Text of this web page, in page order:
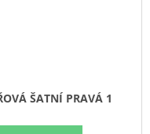
ŠATNÍ PRAVÁ 1